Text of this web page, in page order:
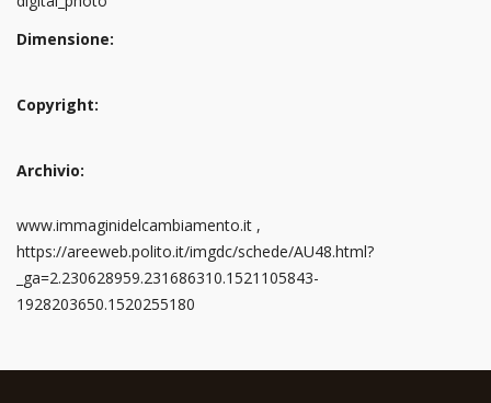
Dimensione:
Copyright:
Archivio:
www.immaginidelcambiamento.it ,
https://areeweb.polito.it/imgdc/schede/AU48.html?
_ga=2.230628959.231686310.1521105843-
1928203650.1520255180